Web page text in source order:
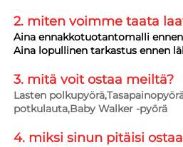
2. miten voimme taata
Aina ennakkotuotantomalli
Aina lopullinen tarkastus ennen
3. mitä voit ostaa meiltä?
Lasten
potkulauta,Baby Walker -pyörä
4. miksi sinun pitäisi